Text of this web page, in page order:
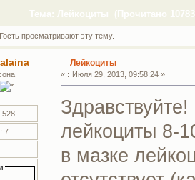
Тема: Лейкоциты (Прочитано
просматривают эту тему.
alaina
7
Лейкоциты
« : Июля 29, 2013, 09:58:24 »
лейкоциты 8-
в мазке